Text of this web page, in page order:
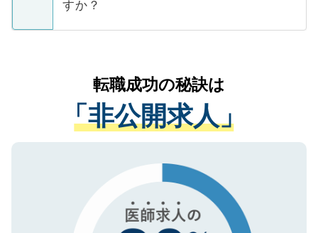
ています。
支援を目的に使用いたします。お預かりし
ているすべての個人データはご本人の許可
は、個人情報の取り扱いについての厳密な
管理基準を満たした事業者のみに付与され
る、プライバシーマークを取得済みです。
で、機密保持に関してもご安心ください。
すか？
かがいして、現在の医療機関の状況や紹介
経験をまじえながら、適切なアドバイスを
させていただきます。すぐにご転職をされ
ない方には、長期的なサポートが可能です
ので、まずはご登録ください。
転職成功の秘訣は
「非公開求人」